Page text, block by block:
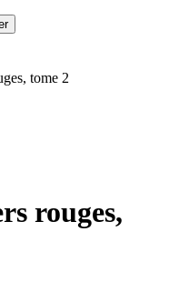
tome 2
rouges,